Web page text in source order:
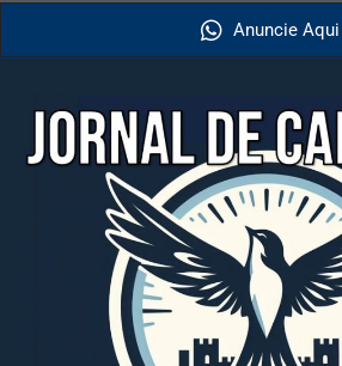
Anuncie Aqui